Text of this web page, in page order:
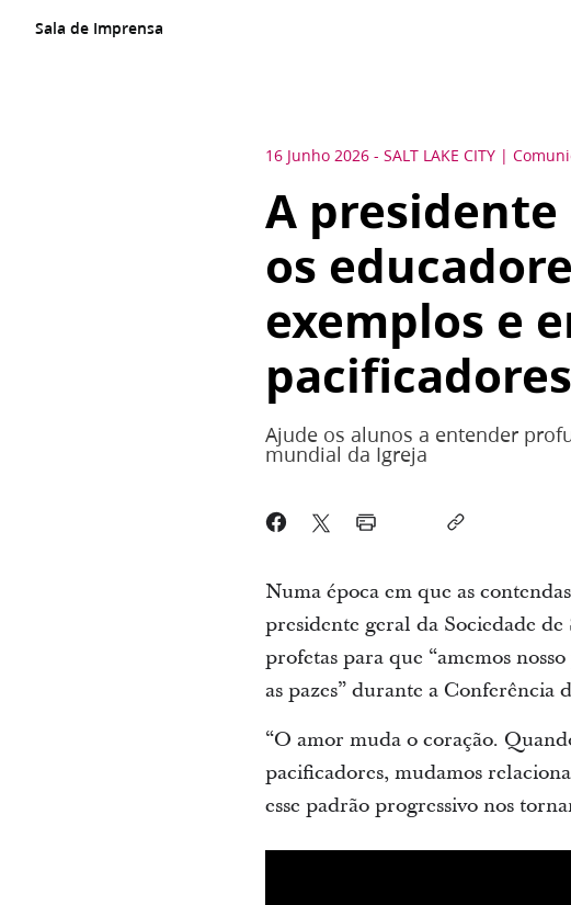
Sala de Imprensa
16 Junho 2026 - SALT LAKE CITY
A presidente
os
exemplos e
pacificadores
Ajude os alunos a entender
mundial da Igreja
Numa época em que as
presidente geral da Sociedade
profetas para que “amemos
as pazes” durante a Conferência
“O amor muda o coração.
pacificadores, mudamos
esse padrão progressivo nos